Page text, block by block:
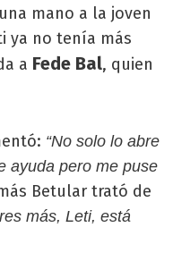
mano a la joven
ya no tenía más
a Fede Bal, quien
“No solo lo abre
ayuda pero me puse
Betular trató de
más, Leti, está